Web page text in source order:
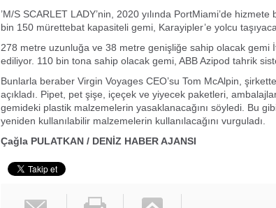
’M/S SCARLET LADY’nin, 2020 yılında PortMiami’de
bin 150 mürettebat kapasiteli gemi, Karayipler’e yolcu
278 metre uzunluğa ve 38 metre genişliğe sahip olacak gemi
ediliyor. 110 bin tona sahip olacak gemi, ABB Azipod tahrik
Bunlarla beraber Virgin Voyages CEO’su Tom McAlpin, şirkette
açıkladı. Pipet, pet şişe, içeçek ve yiyecek paketleri,
gemideki plastik malzemelerin yasaklanacağını söyledi. Bu
yeniden kullanılabilir malzemelerin kullanılacağını vurguladı.
Çağla PULATKAN / DENİZ HABER AJANSI